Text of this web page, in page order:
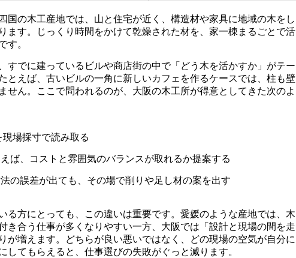
国の木工産地では、山と住宅が近く、構造材や家具に地域の木をし
ます。じっくり時間をかけて乾燥された材を、家一棟まるごとで活
す。
すでに建っているビルや商店街の中で「どう木を活かすか」がテー
とえば、古いビルの一角に新しいカフェを作るケースでは、柱も壁
せん。ここで問われるのが、大阪の木工所が得意としてきた次のよ
場採寸で読み取る
ば、コストと雰囲気のバランスが取れるか提案する
の誤差が出ても、その場で削りや足し材の案を出す
る方にとっても、この違いは重要です。愛媛のような産地では、木
き合う仕事が多くなりやすい一方、大阪では「設計と現場の間を走
が増えます。どちらが良い悪いではなく、どの現場の空気が自分に
してもらえると、仕事選びの失敗がぐっと減ります。